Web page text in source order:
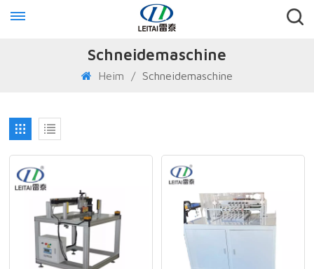
Schneidemaschine
Heim / Schneidemaschine